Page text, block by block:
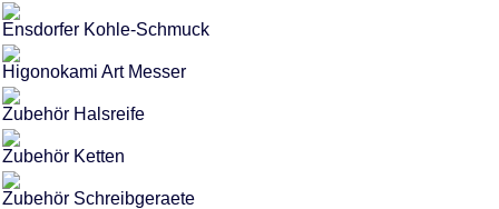
Ensdorfer Kohle-Schmuck
Higonokami Art Messer
Zubehör Halsreife
Zubehör Ketten
Zubehör Schreibgeraete